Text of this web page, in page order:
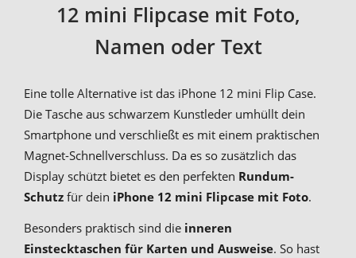
12 mini Flipcase mit Foto,
Namen oder Text
Eine tolle Alternative ist das iPhone 12 mini Flip Case.
Die Tasche aus schwarzem Kunstleder umhüllt dein
Smartphone und verschließt es mit einem praktischen
Magnet-Schnellverschluss. Da es so zusätzlich das
Display schützt bietet es den perfekten Rundum-
Schutz für dein iPhone 12 mini Flipcase mit Foto.
Besonders praktisch sind die inneren
Einstecktaschen für Karten und Ausweise. So hast